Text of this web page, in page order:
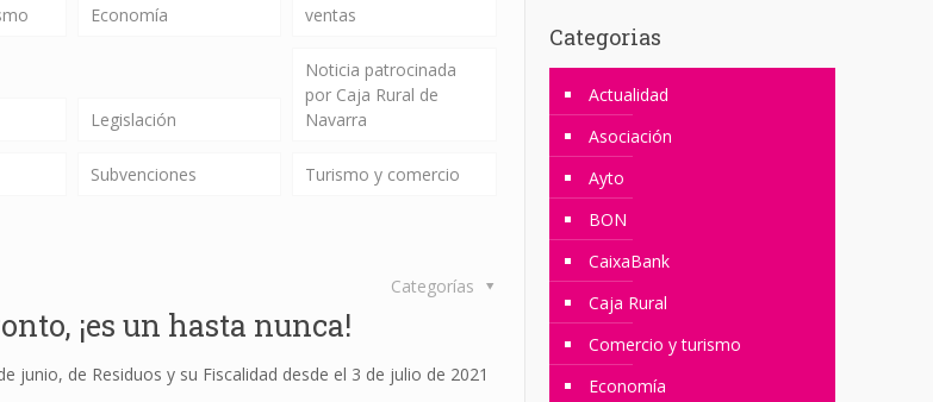
Economía
ventas
Legislación
Noticia patrocinada
por Caja Rural de
Navarra
Subvenciones Turismo y comercio
Categorías
¡es un hasta nunca!
junio, de Residuos y su Fiscalidad desde el 3 de julio de 2021
Categorias
Actualidad
Asociación
Ayto
BON
CaixaBank
Caja Rural
Comercio y turismo
Economía